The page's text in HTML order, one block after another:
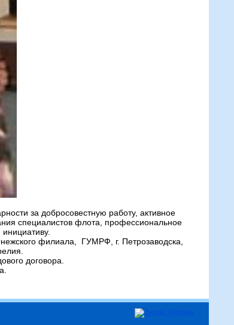
за добросовестную работу, активное
специалистов флота, профессиональное
филиала, ГУМРФ, г. Петрозаводска,
договора.